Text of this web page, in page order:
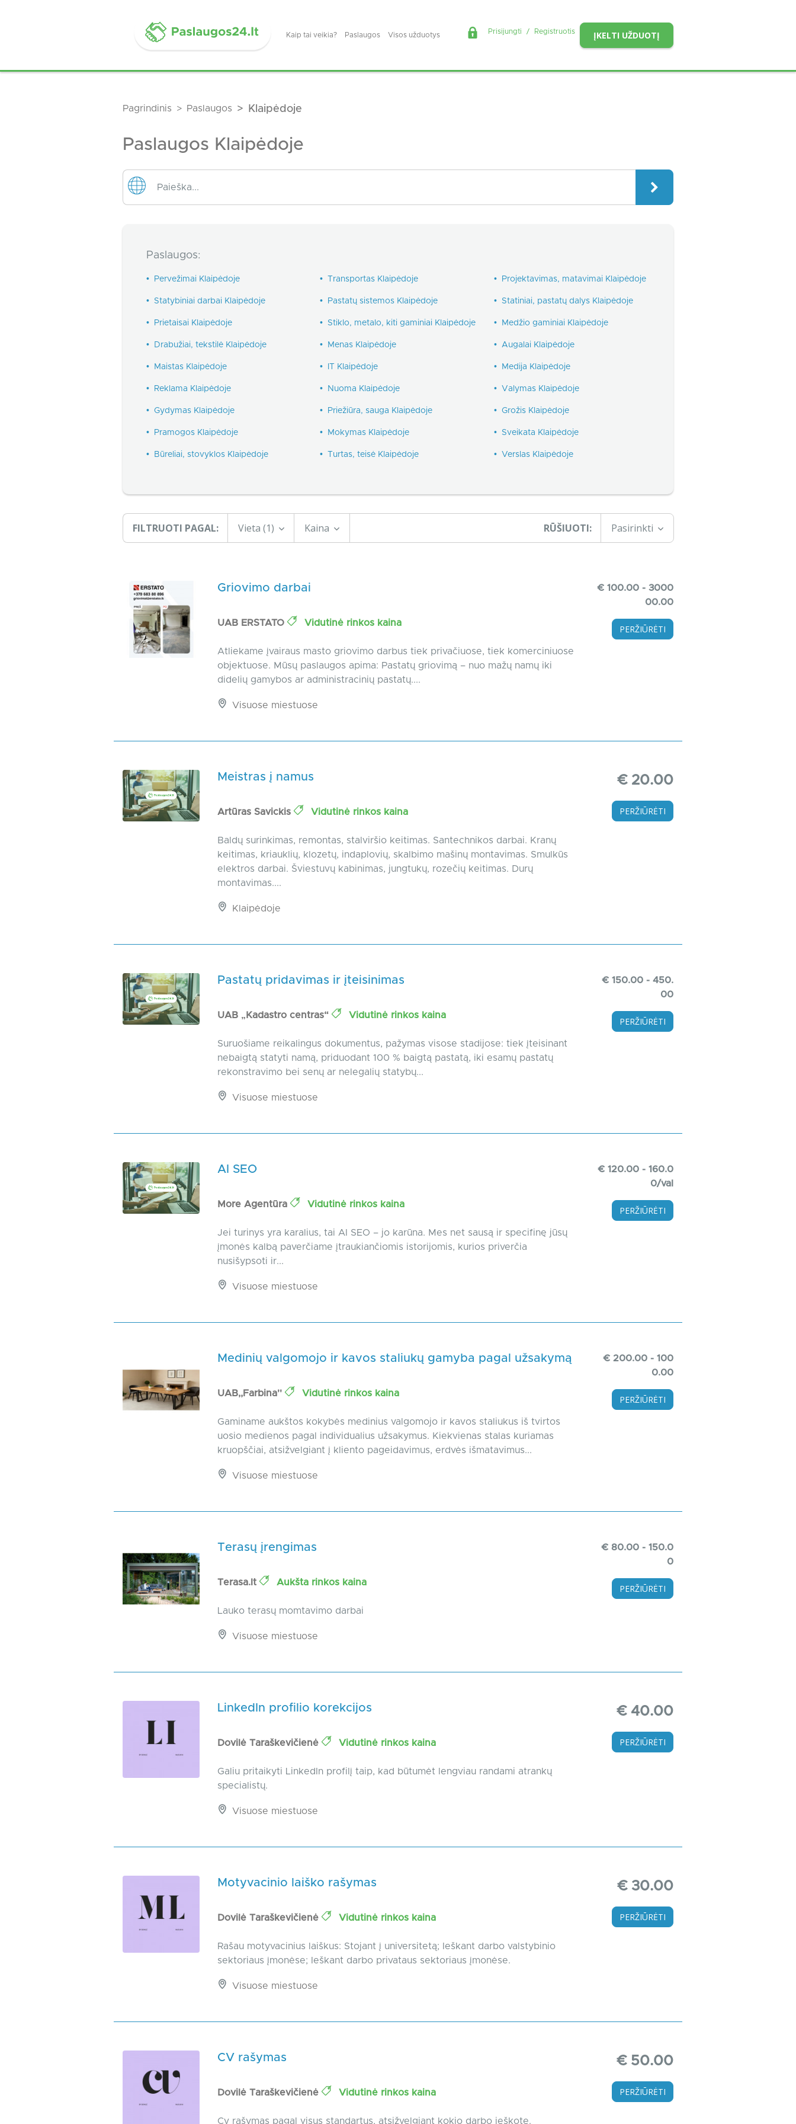
Kaip tai veikia? Paslaugos Visos užduotys ĮKELTI UŽDUOTĮ
Prisijungti / Registruotis
Pagrindinis Paslaugos Klaipėdoje
Paslaugos Klaipėdoje
Paslaugos:
• Pervežimai Klaipėdoje • Transportas Klaipėdoje • Projektavimas, matavimai Klaipėdoje
• Statybiniai darbai Klaipėdoje • Pastatų sistemos Klaipėdoje • Statiniai, pastatų dalys Klaipėdoje
• Prietaisai Klaipėdoje • Stiklo, metalo, kiti gaminiai Klaipėdoje • Medžio gaminiai Klaipėdoje
• Drabužiai, tekstilė Klaipėdoje • Menas Klaipėdoje • Augalai Klaipėdoje
• Maistas Klaipėdoje • IT Klaipėdoje • Medija Klaipėdoje
• Reklama Klaipėdoje • Nuoma Klaipėdoje • Valymas Klaipėdoje
• Gydymas Klaipėdoje • Priežiūra, sauga Klaipėdoje • Grožis Klaipėdoje
• Pramogos Klaipėdoje • Mokymas Klaipėdoje • Sveikata Klaipėdoje
• Būreliai, stovyklos Klaipėdoje • Turtas, teisė Klaipėdoje • Verslas Klaipėdoje
FILTRUOTI PAGAL: Vieta (1) Kaina RŪŠIUOTI: Pasirinkti
Griovimo darbai
UAB ERSTATO Vidutinė rinkos kaina
Atliekame įvairaus masto griovimo darbus tiek privačiuose, tiek komerciniuose
objektuose. Mūsų paslaugos apima: Pastatų griovimą – nuo mažų namų iki
didelių gamybos ar administracinių pastatų....
Visuose miestuose
€ 100.00 - 3000
00.00
PERŽIŪRĖTI
Meistras į namus
Artūras Savickis Vidutinė rinkos kaina
Baldų surinkimas, remontas, stalviršio keitimas. Santechnikos darbai. Kranų
keitimas, kriauklių, klozetų, indaplovių, skalbimo mašinų montavimas. Smulkūs
elektros darbai. Šviestuvų kabinimas, jungtukų, rozečių keitimas. Durų
montavimas....
Klaipėdoje
€ 20.00
PERŽIŪRĖTI
Pastatų pridavimas ir įteisinimas
UAB „Kadastro centras“ Vidutinė rinkos kaina
Suruošiame reikalingus dokumentus, pažymas visose stadijose: tiek įteisinant
nebaigtą statyti namą, priduodant 100 % baigtą pastatą, iki esamų pastatų
rekonstravimo bei senų ar nelegalių statybų...
Visuose miestuose
€ 150.00 - 450.
00
PERŽIŪRĖTI
AI SEO
More Agentūra Vidutinė rinkos kaina
Jei turinys yra karalius, tai AI SEO – jo karūna. Mes net sausą ir specifinę jūsų
įmonės kalbą paverčiame įtraukiančiomis istorijomis, kurios priverčia
nusišypsoti ir...
Visuose miestuose
€ 120.00 - 160.0
0/val
PERŽIŪRĖTI
Medinių valgomojo ir kavos staliukų gamyba pagal užsakymą
UAB,,Farbina'' Vidutinė rinkos kaina
Gaminame aukštos kokybės medinius valgomojo ir kavos staliukus iš tvirtos
uosio medienos pagal individualius užsakymus. Kiekvienas stalas kuriamas
kruopščiai, atsižvelgiant į kliento pageidavimus, erdvės išmatavimus...
Visuose miestuose
€ 200.00 - 100
0.00
PERŽIŪRĖTI
Terasų įrengimas
Terasa.lt Aukšta rinkos kaina
Lauko terasų momtavimo darbai
Visuose miestuose
€ 80.00 - 150.0
0
PERŽIŪRĖTI
LinkedIn profilio korekcijos
Dovilė Taraškevičienė Vidutinė rinkos kaina
Galiu pritaikyti LinkedIn profilį taip, kad būtumėt lengviau randami atrankų
specialistų.
Visuose miestuose
€ 40.00
PERŽIŪRĖTI
Motyvacinio laiško rašymas
Dovilė Taraškevičienė Vidutinė rinkos kaina
Rašau motyvacinius laiškus: Stojant į universitetą; Ieškant darbo valstybinio
sektoriaus įmonėse; Ieškant darbo privataus sektoriaus įmonėse.
Visuose miestuose
€ 30.00
PERŽIŪRĖTI
CV rašymas
Dovilė Taraškevičienė Vidutinė rinkos kaina
Cv rašymas pagal visus standartus, atsižvelgiant kokio darbo ieškote.
€ 50.00
PERŽIŪRĖTI